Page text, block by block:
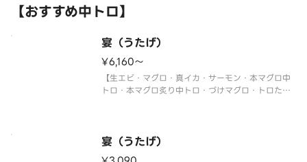
【おすすめ中トロ】
宴（うたげ）
¥6,160〜
【生エビ・マグロ・真イカ・サーモン・本マグロ中
トロ・本マグロ炙り中トロ・づけマグロ・トロたく
宴（うたげ）